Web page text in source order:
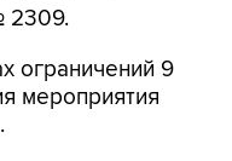
2309.
ограничений 9
мероприятия